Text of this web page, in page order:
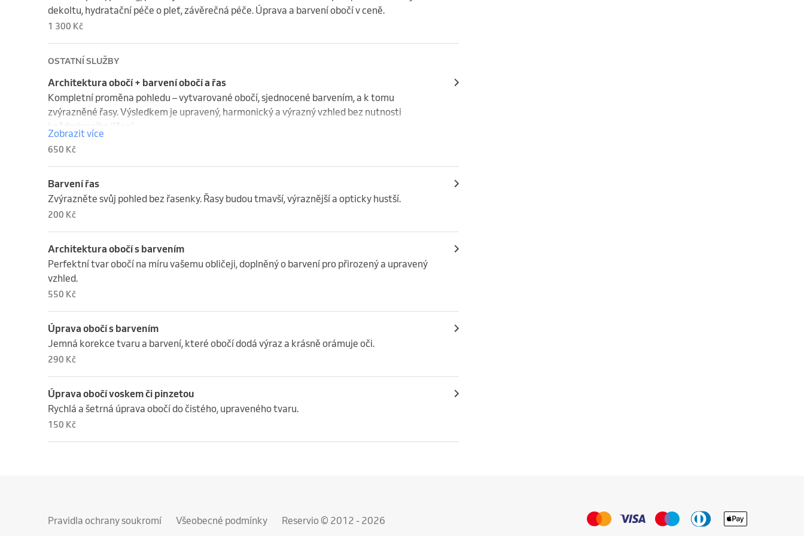
dekoltu, hydratační péče o pleť, závěrečná péče. Úprava a barvení obočí v ceně.
1 300 Kč
OSTATNÍ SLUŽBY
Architektura obočí + barvení obočí a řas
Kompletní proměna pohledu – vytvarované obočí, sjednocené barvením, a k tomu
zvýrazněné řasy. Výsledkem je upravený, harmonický a výrazný vzhled bez nutnosti
každodenního líčení.
Zobrazit více
650 Kč
Barvení řas
Zvýrazněte svůj pohled bez řasenky. Řasy budou tmavší, výraznější a opticky hustší.
200 Kč
Architektura obočí s barvením
Perfektní tvar obočí na míru vašemu obličeji, doplněný o barvení pro přirozený a upravený
vzhled.
550 Kč
Úprava obočí s barvením
Jemná korekce tvaru a barvení, které obočí dodá výraz a krásně orámuje oči.
290 Kč
Úprava obočí voskem či pinzetou
Rychlá a šetrná úprava obočí do čistého, upraveného tvaru.
150 Kč
Pravidla ochrany soukromí Všeobecné podmínky Reservio © 2012 - 2026